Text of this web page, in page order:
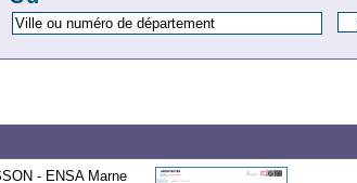
- ENSA Marne